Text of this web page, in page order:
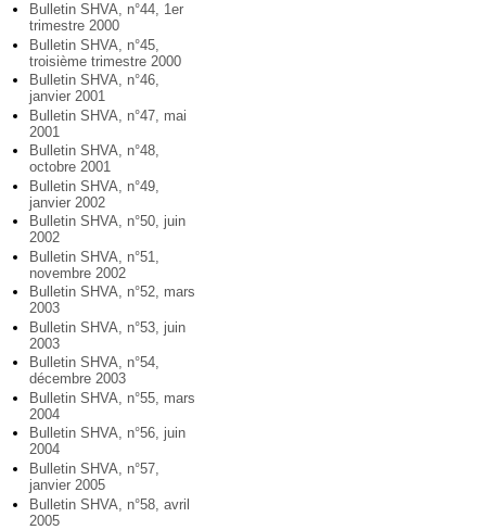
Bulletin SHVA, n°44, 1er
trimestre 2000
Bulletin SHVA, n°45,
troisième trimestre 2000
Bulletin SHVA, n°46,
janvier 2001
Bulletin SHVA, n°47, mai
2001
Bulletin SHVA, n°48,
octobre 2001
Bulletin SHVA, n°49,
janvier 2002
Bulletin SHVA, n°50, juin
2002
Bulletin SHVA, n°51,
novembre 2002
Bulletin SHVA, n°52, mars
2003
Bulletin SHVA, n°53, juin
2003
Bulletin SHVA, n°54,
décembre 2003
Bulletin SHVA, n°55, mars
2004
Bulletin SHVA, n°56, juin
2004
Bulletin SHVA, n°57,
janvier 2005
Bulletin SHVA, n°58, avril
2005